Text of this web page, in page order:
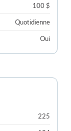
100 $
Quotidienne
Oui
225